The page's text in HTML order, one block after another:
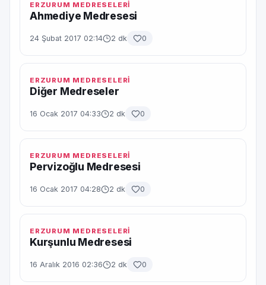
ERZURUM MEDRESELERİ
Ahmediye Medresesi
24 Şubat 2017 02:14 2 dk 0
ERZURUM MEDRESELERİ
Diğer Medreseler
16 Ocak 2017 04:33 2 dk 0
ERZURUM MEDRESELERİ
Pervizoğlu Medresesi
16 Ocak 2017 04:28 2 dk 0
ERZURUM MEDRESELERİ
Kurşunlu Medresesi
16 Aralık 2016 02:36 2 dk 0